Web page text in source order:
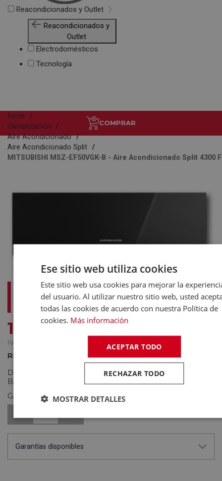
Reacondicionados y Outlet
Reacondicionados y
Outlet
Electrodomésticos
Tecnología
COMPRAR
Inicio
Climatización
Aire Acondicionado
Aire Acondicionado Split
MITSUBISHI MSZ-EF50VGK-B - Aire Acondicionado Split 4300
MITSUBISHI MSZ-EF50VGK-B - AIRE
ACONDICIONADO SPLIT 4300 FRIG 4988
1.961 €
IVA INCLUIDO
REF.: 0,00
DISPONIBLE
BAJO PEDIDO
Pedido a fábrica. Envío Aprox. hasta
20 días laborables
GASTOS DE ENVÍO: Gratis
Garantías disponibles
Ese sitio web utiliza cookies
Este sitio web usa cookies para mejorar la
del usuario. Al utilizar nuestro sitio web, usted
todas las cookies de acuerdo con nuestra Política de
cookies. Más información
ACEPTAR TODO
RECHAZAR TODO
MOSTRAR DETALLES